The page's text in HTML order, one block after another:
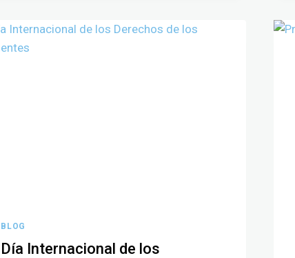
BLOG
Día Internacional de los